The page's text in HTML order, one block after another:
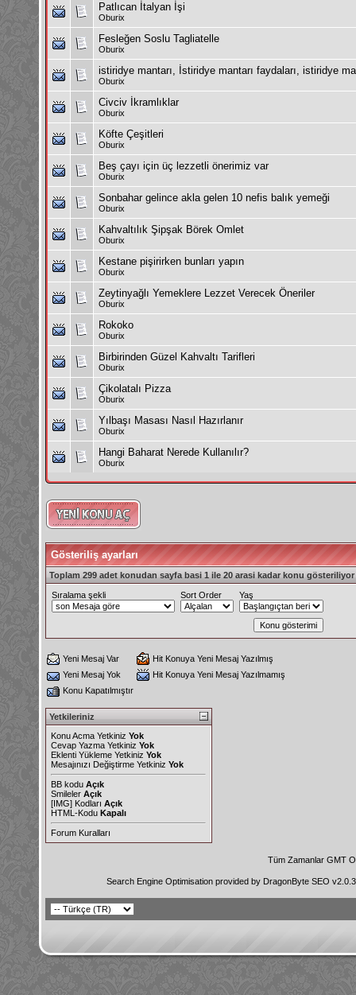
Patlıcan İtalyan İşi
Oburix
Fesleğen Soslu Tagliatelle
Oburix
istiridye mantarı, İstiridye mantarı faydaları, istiridye
Oburix
Civciv İkramlıklar
Oburix
Köfte Çeşitleri
Oburix
Beş çayı için üç lezzetli önerimiz var
Oburix
Sonbahar gelince akla gelen 10 nefis balık yemeği
Oburix
Kahvaltılık Şipşak Börek Omlet
Oburix
Kestane pişirirken bunları yapın
Oburix
Zeytinyağlı Yemeklere Lezzet Verecek Öneriler
Oburix
Rokoko
Oburix
Birbirinden Güzel Kahvaltı Tarifleri
Oburix
Çikolatalı Pizza
Oburix
Yılbaşı Masası Nasıl Hazırlanır
Oburix
Hangi Baharat Nerede Kullanılır?
Oburix
Gösteriliş ayarları
Toplam 299 adet konudan sayfa basi 1 ile 20 arasi kadar konu gösteriliyor
Sıralama şekli Sort Order Yaş
Yeni Mesaj Var
Hit Konuya Yeni Mesaj Yazılmış
Yeni Mesaj Yok
Hit Konuya Yeni Mesaj Yazılmamış
Konu Kapatılmıştır
Yetkileriniz
Konu Acma Yetkiniz Yok
Cevap Yazma Yetkiniz Yok
Eklenti Yükleme Yetkiniz Yok
Mesajınızı Değiştirme Yetkiniz Yok
BB kodu Açık
Smileler Açık
[IMG] Kodları Açık
HTML-Kodu Kapalı
Forum Kuralları
Tüm Zamanlar GMT
Search Engine Optimisation provided by DragonByte SEO